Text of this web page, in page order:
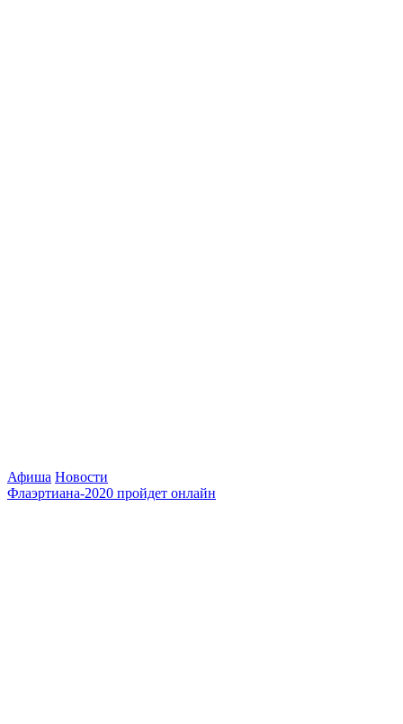
Афиша Новости
Флаэртиана-2020 пройдет онлайн